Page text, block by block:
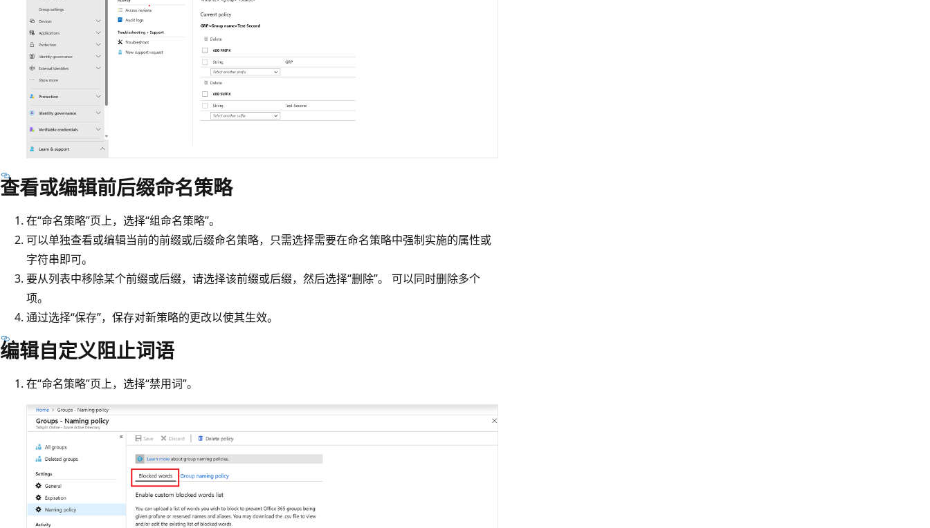
查看或编辑前后缀命名策略
在“命名策略”页上，选择“组命名策略”。
可以单独查看或编辑当前的前缀或后缀命名策略，只需选择需要在命名策略中强制实施的属性或
字符串即可。
要从列表中移除某个前缀或后缀，请选择该前缀或后缀，然后选择“删除”。 可以同时删除多个
项。
通过选择“保存”，保存对新策略的更改以使其生效。
编辑自定义阻止词语
在“命名策略”页上，选择“禁用词”。